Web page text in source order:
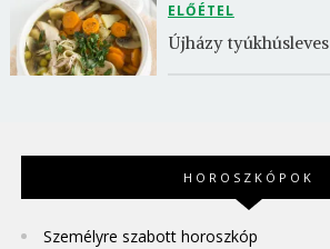
ELŐÉTEL
Újházy tyúkhúsleves
HOROSZKÓPOK
Személyre szabott horoszkóp